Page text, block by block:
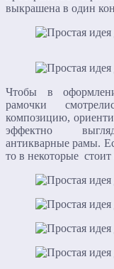
выкрашена в один
Чтобы в
рамочки
композицию,
эффектно
антикварные рамы.
то в некоторые стоит